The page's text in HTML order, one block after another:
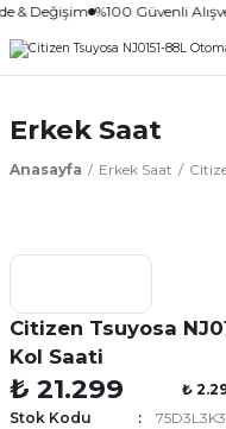
& Değişim %100 Güvenli
Erkek Saat
Anasayfa Erkek Saat
Citizen Tsuyosa
Kol Saati
₺ 21.299 ₺
Stok Kodu